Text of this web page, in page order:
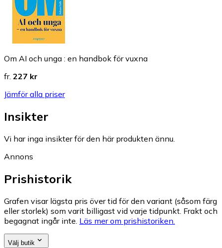
Om AI och unga : en handbok för vuxna
fr. 227 kr
Jämför alla priser
Insikter
Vi har inga insikter för den här produkten ännu.
Annons
Prishistorik
Grafen visar lägsta pris över tid för den variant (såsom färg
eller storlek) som varit billigast vid varje tidpunkt. Frakt och
begagnat ingår inte. Läs mer om prishistoriken.
Välj butik